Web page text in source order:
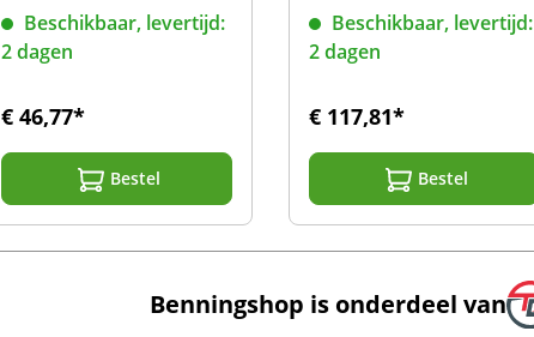
Beschikbaar, levertijd:
2 dagen
€ 46,77*
Bestel
Beschikbaar, levertijd:
2 dagen
€ 117,81*
Bestel
Benningshop is onderdeel van